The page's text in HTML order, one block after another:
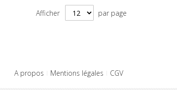
Afficher par page
A propos Mentions légales CGV